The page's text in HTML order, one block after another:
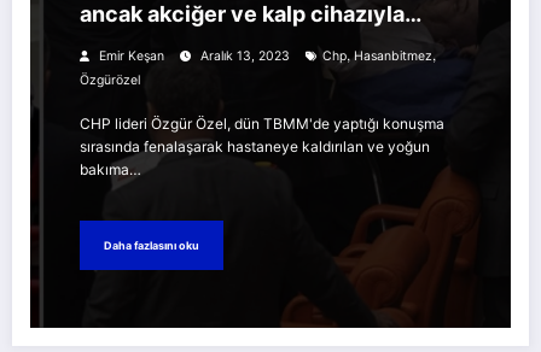
ancak akciğer ve kalp cihazıyla
sağlanıyor
Emir Keşan Aralık 13, 2023 Chp, Hasanbitmez,
Özgürözel
CHP lideri Özgür Özel, dün TBMM'de yaptığı konuşma
sırasında fenalaşarak hastaneye kaldırılan ve yoğun
bakıma…
Daha fazlasını oku